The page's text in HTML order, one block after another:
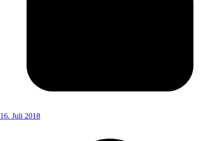
16. Juli 2018